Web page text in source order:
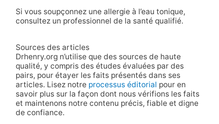
Si vous soupçonnez une allergie à l’eau tonique,
consultez un professionnel de la santé qualifié.
Sources des articles
Drhenry.org n’utilise que des sources de haute
qualité, y compris des études évaluées par des
pairs, pour étayer les faits présentés dans ses
articles. Lisez notre processus éditorial pour en
savoir plus sur la façon dont nous vérifions les faits
et maintenons notre contenu précis, fiable et digne
de confiance.